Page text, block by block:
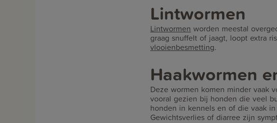
Lintwormen
Lintwormen worden meestal
graag snuffelt of jaagt, loopt extra
vlooienbesmetting.
Haakwormen
Deze wormen komen minder vaak
vooral gezien bij honden die veel
honden in kennels en of die vaak
Gewichtsverlies of diarree zijn